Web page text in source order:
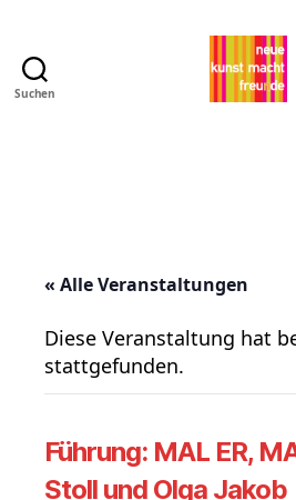
Suchen
« Alle Veranstaltungen
Diese Veranstaltung hat
stattgefunden.
Führung: MAL ER,
Stoll und Olga Jakob